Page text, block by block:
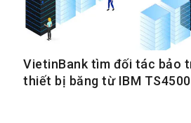
VietinBank tìm đối tác bảo
thiết bị băng từ IBM TS4500